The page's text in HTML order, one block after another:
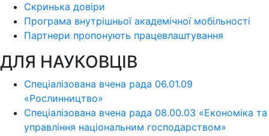
Скринька довіри
Програма внутрішньої академічної мобільності
Партнери пропонують працевлаштування
ДЛЯ НАУКОВЦІВ
Спеціалізована вчена рада 06.01.09
«Рослинництво»
Спеціалізована вчена рада 08.00.03 «Економіка та
управління національним господарством»